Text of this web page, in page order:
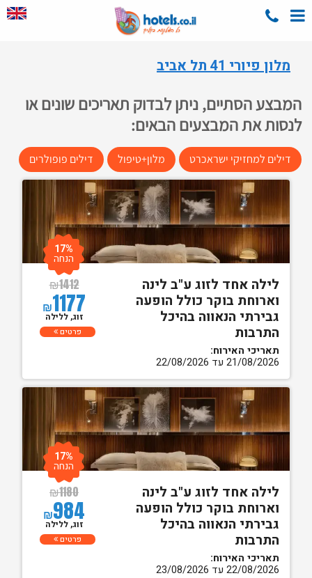
מלון פיורי 41 תל אביב
המבצע הסתיים, ניתן לבדוק תאריכים שונים או
לנסות את המבצעים הבאים:
דילים למחזיקי ישראכרט מלון+טיפול דילים פופולרים
לילה אחד לזוג ע"ב לינה
וארוחת בוקר כולל הופעה
גבירתי הנאווה בהיכל
התרבות
תאריכי האירוח:
21/08/2026 עד 22/08/2026
₪1412
₪1177
17%
הנחה
זוג, ללילה
פרטים
לילה אחד לזוג ע"ב לינה
וארוחת בוקר כולל הופעה
גבירתי הנאווה בהיכל
התרבות
תאריכי האירוח:
22/08/2026 עד 23/08/2026
₪1180
₪984
17%
הנחה
זוג, ללילה
פרטים